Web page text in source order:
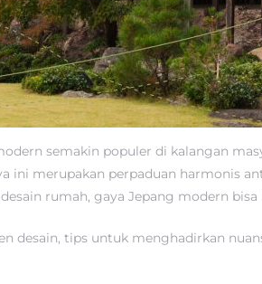
semakin populer di kalangan
ini merupakan perpaduan harmonis
rumah, gaya Jepang modern
desain, tips untuk menghadirkan